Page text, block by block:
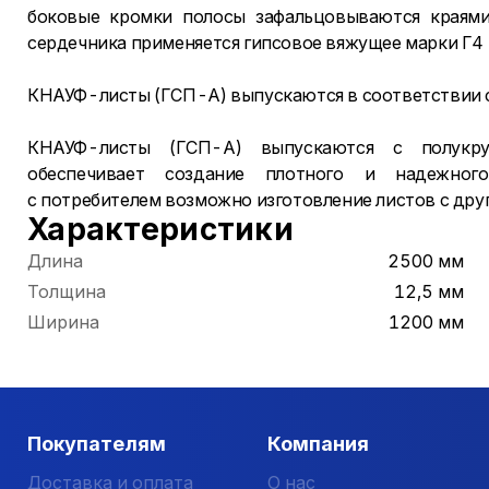
боковые кромки полосы зафальцовываются
сердечника применяется гипсовое вяжущее марки
КНАУФ-листы (ГСП-А) выпускаются в
КНАУФ-листы (ГСП-А) выпускаются с
обеспечивает создание плотного и
с потребителем возможно изготовление листов с
Характеристики
Длина
2500 мм
Толщина
12,5 мм
Ширина
1200 мм
Покупателям
Доставка и оплата
Компания
О нас